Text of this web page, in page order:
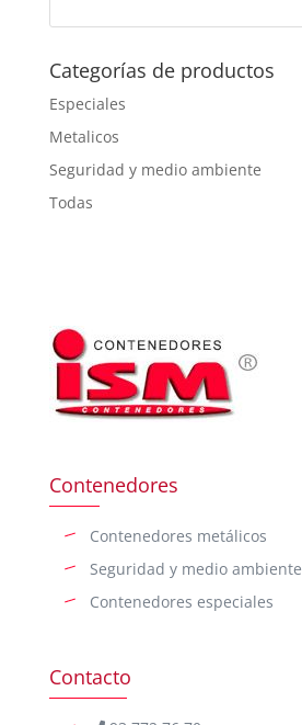
Categorías de productos
Especiales
Metalicos
Seguridad y medio ambiente
Todas
Contenedores
Contenedores metálicos
Seguridad y medio ambiente
Contenedores especiales
Contacto